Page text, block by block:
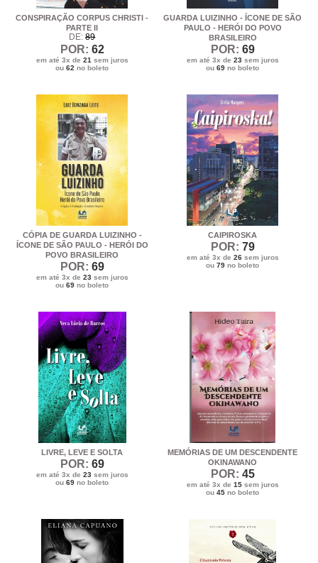
CONSPIRAÇÃO CORPUS CHRISTI -
PARTE II
DE: 89
POR: 62
em até 3x de 21 sem juros
ou62 no boleto
GUARDA LUIZINHO - ÍCONE DE SÃO
PAULO - HERÓI DO POVO
BRASILEIRO
POR: 69
em até 3x de 23sem juros
ou69 no boleto
CÓPIA DE GUARDA LUIZINHO -
ÍCONE DE SÃO PAULO - HERÓI DO
POVO BRASILEIRO
POR: 69
em até 3x de 23sem juros
ou69 no boleto
CAIPIROSKA
POR: 79
em até 3x de 26sem juros
ou79 no boleto
LIVRE, LEVE E SOLTA
POR: 69
em até 3x de 23sem juros
ou69 no boleto
MEMÓRIAS DE UM DESCENDENTE
OKINAWANO
POR: 45
em até 3x de 15sem juros
ou45 no boleto